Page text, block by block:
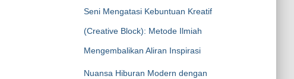
Seni Mengatasi Kebuntuan Kreatif
(Creative Block): Metode Ilmiah
Mengembalikan Aliran Inspirasi
Nuansa Hiburan Modern dengan